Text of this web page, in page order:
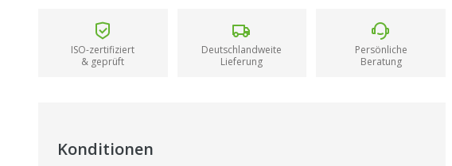
ISO-zertifiziert
& geprüft
Deutschlandweite
Lieferung
Persönliche
Beratung
Konditionen